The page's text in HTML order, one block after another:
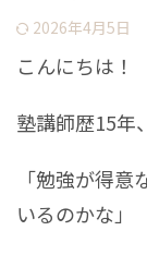
2026年4月5日
こんにちは！
塾講師歴15年
「勉強が得
いるのかな」